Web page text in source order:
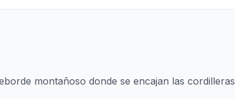
montañoso donde se encajan las cordilleras